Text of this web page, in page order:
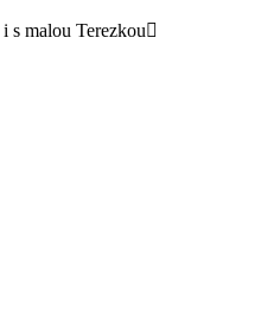
s malou Terezkou